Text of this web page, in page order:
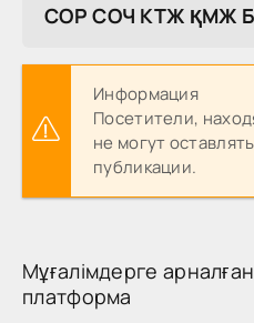
COP COЧ KTЖ ҚMЖ
Информация
Посетители,
не могут
публикации.
Мұғалімдерге
платформа